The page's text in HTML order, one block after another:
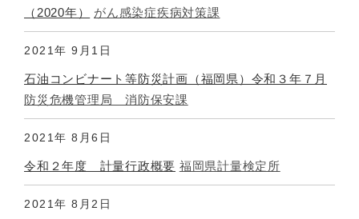
（2020年）
がん感染症疾病対策課
2021年 9月1日
石油コンビナート等防災計画（福岡県）令和３年７月
防災危機管理局 消防保安課
2021年 8月6日
令和２年度 計量行政概要 福岡県計量検定所
2021年 8月2日